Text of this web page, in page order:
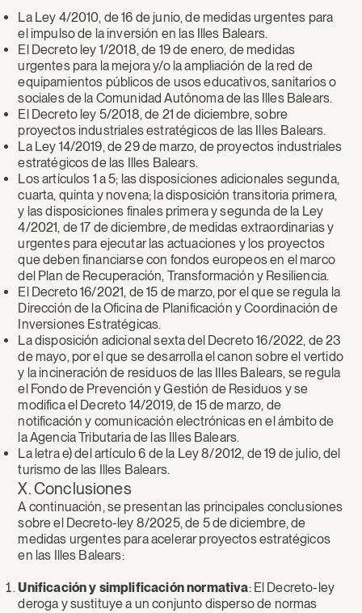
La Ley 4/2010, de 16 de junio, de medidas urgentes para
el impulso de la inversión en las Illes Balears.
El Decreto ley 1/2018, de 19 de enero, de medidas
urgentes para la mejora y/o la ampliación de la red de
equipamientos públicos de usos educativos, sanitarios o
sociales de la Comunidad Autónoma de las Illes Balears.
El Decreto ley 5/2018, de 21 de diciembre, sobre
proyectos industriales estratégicos de las Illes Balears.
La Ley 14/2019, de 29 de marzo, de proyectos industriales
estratégicos de las Illes Balears.
Los artículos 1 a 5; las disposiciones adicionales segunda,
cuarta, quinta y novena; la disposición transitoria primera,
y las disposiciones finales primera y segunda de la Ley
4/2021, de 17 de diciembre, de medidas extraordinarias y
urgentes para ejecutar las actuaciones y los proyectos
que deben financiarse con fondos europeos en el marco
del Plan de Recuperación, Transformación y Resiliencia.
El Decreto 16/2021, de 15 de marzo, por el que se regula la
Dirección de la Oficina de Planificación y Coordinación de
Inversiones Estratégicas.
La disposición adicional sexta del Decreto 16/2022, de 23
de mayo, por el que se desarrolla el canon sobre el vertido
y la incineración de residuos de las Illes Balears, se regula
el Fondo de Prevención y Gestión de Residuos y se
modifica el Decreto 14/2019, de 15 de marzo, de
notificación y comunicación electrónicas en el ámbito de
la Agencia Tributaria de las Illes Balears.
La letra e) del artículo 6 de la Ley 8/2012, de 19 de julio, del
turismo de las Illes Balears.
X. Conclusiones
A continuación, se presentan las principales conclusiones
sobre el Decreto-ley 8/2025, de 5 de diciembre, de
medidas urgentes para acelerar proyectos estratégicos
en las Illes Balears:
Unificación y simplificación normativa: El Decreto-ley
deroga y sustituye a un conjunto disperso de normas